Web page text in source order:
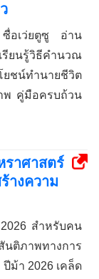
ซื่อเว่ยตูซู อ่าน
รียนรู้วิธีคำนวณ
ชน์ทำนายชีวิต
พ คู่มือครบถ้วน
ราศาสตร์
างความ
สำหรับคน
ติภาพทางการ
ม้า 2026 เคล็ด